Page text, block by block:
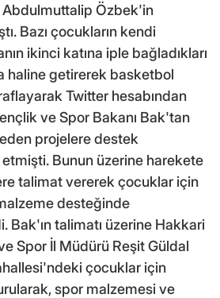
Özbek'in
Bazı çocukların kendi
ikinci katına iple bağladıkları
haline getirerek basketbol
Twitter hesabından
ve Spor Bakanı Bak'tan
projelere destek
Bunun üzerine harekete
talimat vererek çocuklar için
desteğinde
Bak'ın talimatı üzerine Hakkari
Spor İl Müdürü Reşit Güldal
çocuklar için
spor malzemesi ve